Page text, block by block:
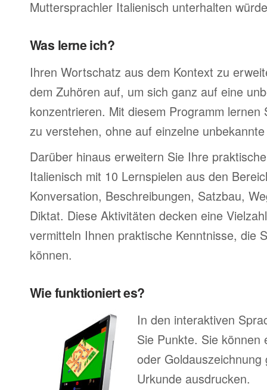
Muttersprachler Italienisch unterhalten
Was lerne ich?
Ihren Wortschatz aus dem Kontext zu
dem Zuhören auf, um sich ganz auf eine
konzentrieren. Mit diesem Programm lernen
zu verstehen, ohne auf einzelne
Darüber hinaus erweitern Sie Ihre
Italienisch mit 10 Lernspielen aus den
Konversation, Beschreibungen, Satzbau,
Diktat. Diese Aktivitäten decken eine
vermitteln Ihnen praktische Kenntnisse, die
können.
Wie funktioniert es?
In den interaktiven
Sie Punkte. Sie können
oder
Urkunde ausdrucken.